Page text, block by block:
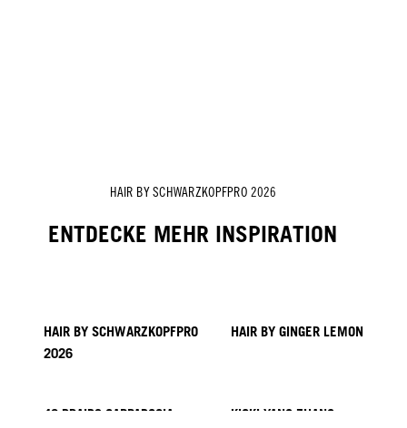
HAIR BY SCHWARZKOPFPRO 2026
ENTDECKE MEHR INSPIRATION
HAIR BY SCHWARZKOPFPRO
2026
HAIR BY GINGER LEMON
40 BRAIDS CAPPADOCIA KICKI YANG ZHANG